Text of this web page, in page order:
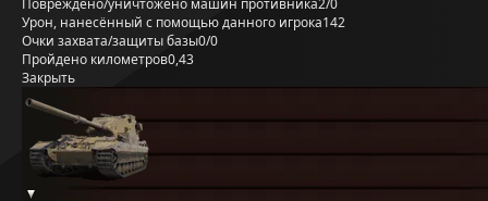
Повреждено/уничтожено машин противника2/0
Урон, нанесённый с помощью данного игрока142
Очки захвата/защиты базы0/0
Пройдено километров0,43
Закрыть